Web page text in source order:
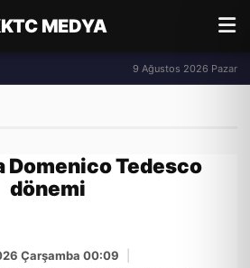
MEDYA
9 Ağustos 2026 Pazar
Domenico Tedesco
dönemi
Çarşamba 00:09